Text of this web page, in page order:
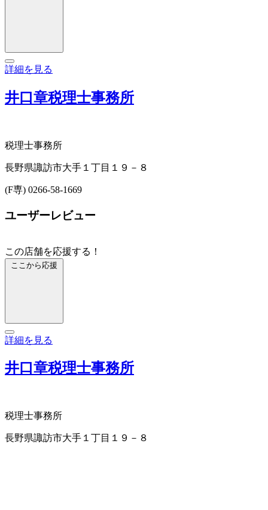
詳細を見る
井口章税理士事務所
税理士事務所
長野県諏訪市大手１丁目１９－８
(F専) 0266-58-1669
ユーザーレビュー
この店舗を応援する！
ここから応援
詳細を見る
井口章税理士事務所
税理士事務所
長野県諏訪市大手１丁目１９－８